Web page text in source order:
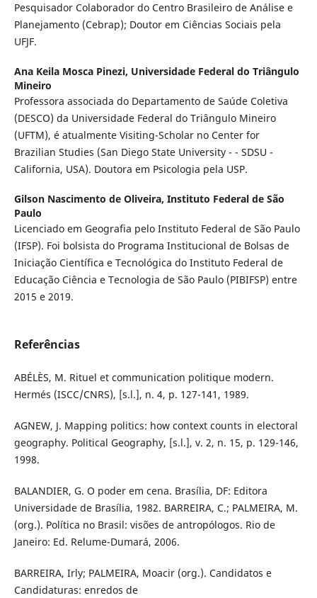
Pesquisador Colaborador do Centro Brasileiro de Análise e
Planejamento (Cebrap); Doutor em Ciências Sociais pela
UFJF.
Ana Keila Mosca Pinezi, Universidade Federal do Triângulo
Mineiro
Professora associada do Departamento de Saúde Coletiva
(DESCO) da Universidade Federal do Triângulo Mineiro
(UFTM), é atualmente Visiting-Scholar no Center for
Brazilian Studies (San Diego State University - - SDSU -
California, USA). Doutora em Psicologia pela USP.
Gilson Nascimento de Oliveira, Instituto Federal de São
Paulo
Licenciado em Geografia pelo Instituto Federal de São Paulo
(IFSP). Foi bolsista do Programa Institucional de Bolsas de
Iniciação Científica e Tecnológica do Instituto Federal de
Educação Ciência e Tecnologia de São Paulo (PIBIFSP) entre
2015 e 2019.
Referências
ABÉLÈS, M. Rituel et communication politique modern.
Hermés (ISCC/CNRS), [s.l.], n. 4, p. 127-141, 1989.
AGNEW, J. Mapping politics: how context counts in electoral
geography. Political Geography, [s.l.], v. 2, n. 15, p. 129-146,
1998.
BALANDIER, G. O poder em cena. Brasília, DF: Editora
Universidade de Brasília, 1982. BARREIRA, C.; PALMEIRA, M.
(org.). Política no Brasil: visões de antropólogos. Rio de
Janeiro: Ed. Relume-Dumará, 2006.
BARREIRA, Irly; PALMEIRA, Moacir (org.). Candidatos e
Candidaturas: enredos de